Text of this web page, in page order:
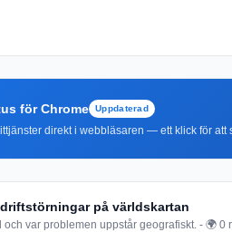
för Chrome Uppdaterad
direkt i webbläsaren — ett klick för att
på världskartan
var problemen uppstår geografiskt. - 🌍 0